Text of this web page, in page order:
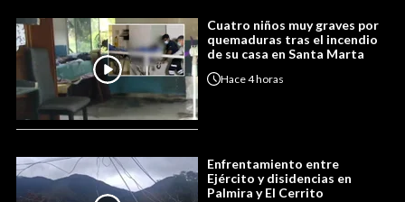
Cuatro niños muy graves por
quemaduras tras el incendio
de su casa en Santa Marta
Hace4 horas
Enfrentamiento entre
Ejército y disidencias en
Palmira y El Cerrito